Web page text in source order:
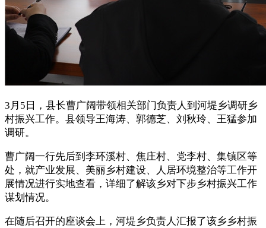
3月5日，县长曹广阔带领相关部门负责人到河堤乡调研乡
村振兴工作。县领导王海涛、郭德芝、刘秋玲、王猛参加
调研。
曹广阔一行先后到李环溪村、焦庄村、党李村、集镇区等
处，就产业发展、美丽乡村建设、人居环境整治等工作开
展情况进行实地查看，详细了解该乡对下步乡村振兴工作
谋划情况。
在随后召开的座谈会上，河堤乡负责人汇报了该乡乡村振